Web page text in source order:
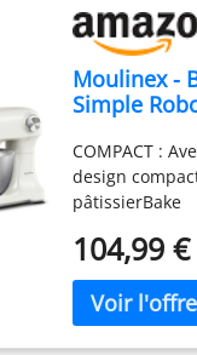
Moulinex -
Simple
fouet,
crochet
COMPACT :
design
pâtissierBake
parfaitement à
cuisines -
pas plus
feuille de
104,99 €